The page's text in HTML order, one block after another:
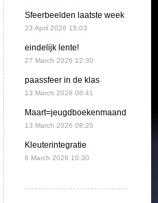
Sfeerbeelden laatste week
23 April 2026 15:03
eindelijk lente!
27 March 2026 12:30
paassfeer in de klas
13 March 2026 08:41
Maart=jeugdboekenmaand
13 March 2026 08:20
Kleuterintegratie
6 March 2026 10:30